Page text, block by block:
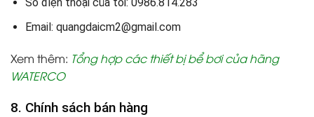
Email: quangdaicm2@gmail.com
Xem thêm: Tổng hợp các thiết bị bể bơi của hãng
WATERCO
8. Chính sách bán hàng